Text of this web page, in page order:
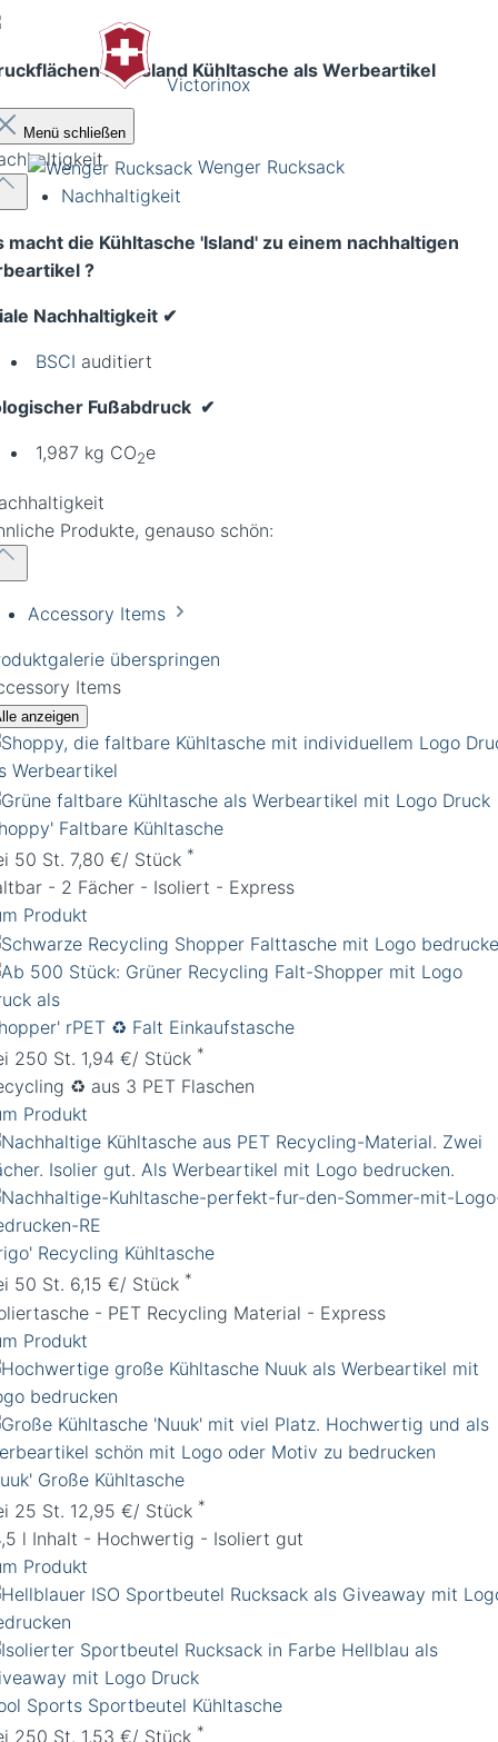
Victorinox
Wenger Rucksack
Nachhaltigkeit
auf Island Kühltasche als Werbeartikel
Menü schließen
macht die Kühltasche 'Island' zu einem nachhaltigen
?
Nachhaltigkeit ✔︎
BSCI auditiert
Fußabdruck ✔︎
1,987 kg CO2e
Produkte, genauso schön:
Accessory Items
überspringen
Items
anzeigen
Faltbare Kühltasche
50 St. 7,80 €/ Stück *
- 2 Fächer - Isoliert - Express
Produkt
rPET ♻️ Falt Einkaufstasche
250 St. 1,94 €/ Stück *
♻️ aus 3 PET Flaschen
Produkt
Recycling Kühltasche
50 St. 6,15 €/ Stück *
- PET Recycling Material - Express
Produkt
Große Kühltasche
25 St. 12,95 €/ Stück *
l Inhalt - Hochwertig - Isoliert gut
Produkt
Sports Sportbeutel Kühltasche
250 St. 1,53 €/ Stück *